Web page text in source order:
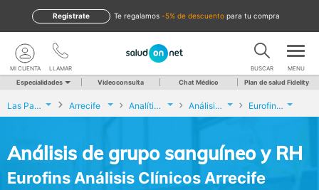
te regalamos -5% de descuento para tu compra
Regístrate
LLAMAR
MI CUENTA BUSCAR MENU
Especialidades Videoconsulta Chat Médico Plan de salud Fidelity
Las Palmas Arrecife Analíticas y Genética Análisis de grupo sanguíneo y RH Eurofins Análisis Clínicos Arrecife
Análisis de grupo sanguíneo y RH
Eurofins Análisis Clínicos Arrecife